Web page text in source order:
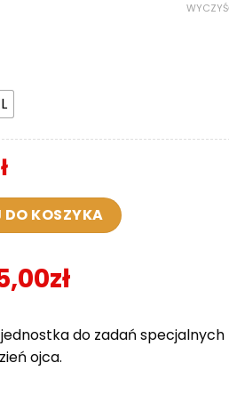
Tata we Wszechświecie
KOSZYKA
zł
do zadań specjalnych
ojca.